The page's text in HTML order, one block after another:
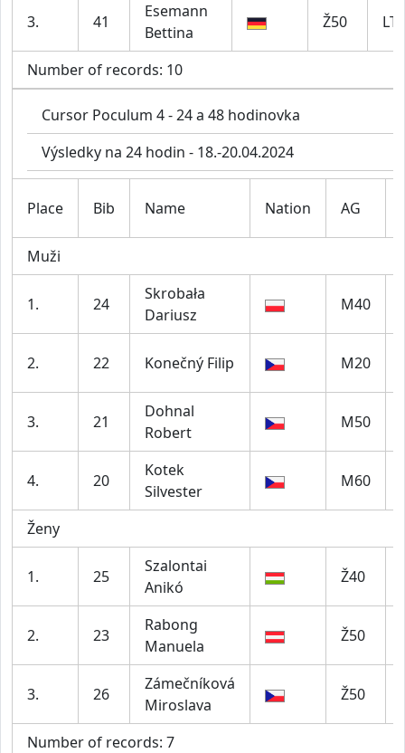
3. 41
Esemann
Bettina
Ž50 LT
Number of records: 10
Cursor Poculum 4 - 24 a 48 hodinovka
Výsledky na 24 hodin - 18.-20.04.2024
Place Bib Name Nation AG
Muži
1. 24
Skrobała
Dariusz
M40
2. 22 Konečný Filip M20
3. 21
Dohnal
Robert
M50
4. 20
Kotek
Silvester
M60
Ženy
1. 25
Szalontai
Anikó
Ž40
2. 23
Rabong
Manuela
Ž50
3. 26
Zámečníková
Miroslava
Ž50
Number of records: 7